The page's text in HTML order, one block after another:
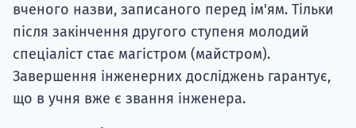
вченого назви, записаного перед ім'ям. Тільки
після закінчення другого ступеня молодий
спеціаліст стає магістром (майстром).
Завершення інженерних досліджень гарантує,
що в учня вже є звання інженера.